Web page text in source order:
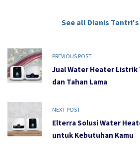
See all Dianis
PREVIOUS POST
Jual Water Heater
dan Tahan Lama
NEXT POST
Elterra Solusi Water
untuk Kebutuhan Kamu